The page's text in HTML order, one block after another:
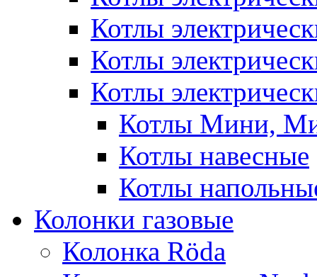
Котлы
Котлы
Котлы
Котлы Мини,
Котлы навесные
Котлы
Колонки газовые
Колонка Rӧda